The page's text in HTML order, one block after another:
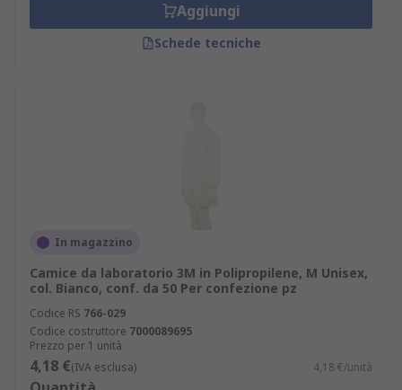
Aggiungi
Schede tecniche
In magazzino
Camice da laboratorio 3M in Polipropilene, M Unisex,
col. Bianco, conf. da 50 Per confezione pz
Codice RS 766-029
Codice costruttore 7000089695
Prezzo per 1 unità
4,18 €(IVA esclusa) 4,18 €/unità